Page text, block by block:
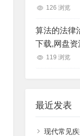
126 浏览
算法的法律
下载,网盘资
119 浏览
最近发表
现代常见疾病